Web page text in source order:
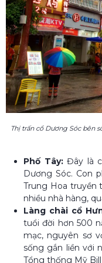
Thị trấn cổ Dương Sóc bên
Phố Tây: Đây là
Dương Sóc. Con
Trung Hoa truyền
nhiều nhà hàng,
Làng chài cổ
tuổi đời hơn 500
mạc, nguyên sơ
sống gắn liền với
Tổng thống Mỹ